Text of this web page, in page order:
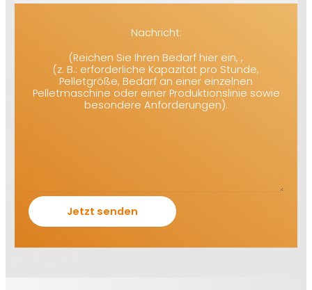
Nachricht:
(Reichen Sie Ihren Bedarf hier ein, ,
(z. B.: erforderliche Kapazität pro Stunde,
Pelletgröße, Bedarf an einer einzelnen
Pelletmaschine oder einer Produktionslinie sowie
besondere Anforderungen).